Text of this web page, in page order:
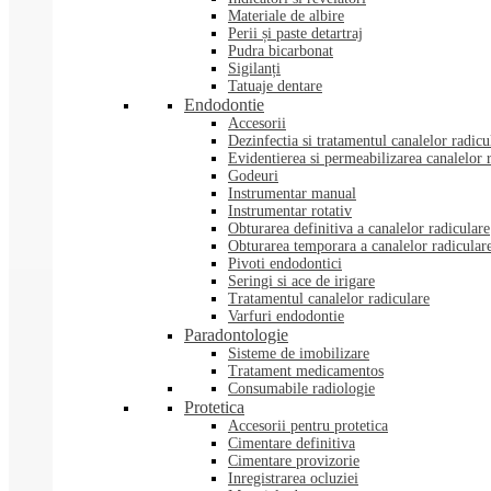
Materiale de albire
Perii și paste detartraj
Pudra bicarbonat
Sigilanți
Tatuaje dentare
Endodontie
Accesorii
Dezinfectia si tratamentul canalelor
Evidentierea si permeabilizarea canalelor
Godeuri
Instrumentar manual
Instrumentar rotativ
Obturarea definitiva a canalelor radiculare
Obturarea temporara a canalelor
Pivoti endodontici
Seringi si ace de irigare
Tratamentul canalelor radiculare
Varfuri endodontie
Paradontologie
Sisteme de imobilizare
Tratament medicamentos
Consumabile radiologie
Protetica
Accesorii pentru protetica
Cimentare definitiva
Cimentare provizorie
Inregistrarea ocluziei